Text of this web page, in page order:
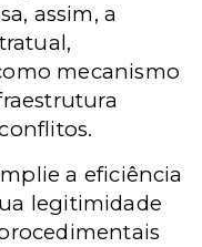
assim, a
mecanismo
a eficiência
legitimidade